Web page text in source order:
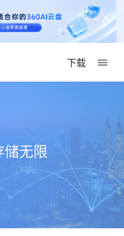
下载
无限